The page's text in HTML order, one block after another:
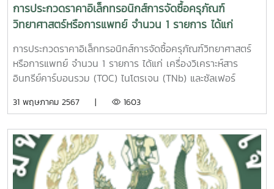
การประกวดราคาอิเล็กทรอนิกส์การจัดซื้อครุภัณฑ์
วิทยาศาสตร์หรือการแพทย์ จำนวน 1 รายการ ได้แก่
เครื่องวิเคราะห์สารอินทรีย์คาร์บอนรวม (TOC) ไนโตรเจน
(TNb) และซัลเฟอร์ จำนวน 1 ชุด
การประกวดราคาอิเล็กทรอนิกส์การจัดซื้อครุภัณฑ์วิทยาศาสตร์
หรือการแพทย์ จำนวน 1 รายการ ได้แก่ เครื่องวิเคราะห์สาร
อินทรีย์คาร์บอนรวม (TOC) ไนโตรเจน (TNb) และซัลเฟอร์
31 พฤษภาคม 2567 | 1603